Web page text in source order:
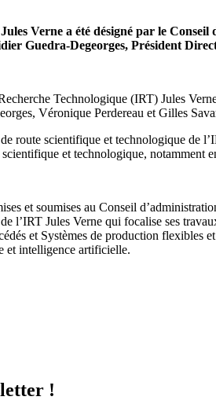
Verne a été désigné par le
Guedra-Degeorges, Président
Technologique (IRT) Jules
Véronique Perdereau et Gilles
route scientifique et technologique de
et technologique, notamment
et soumises au Conseil
l’IRT Jules Verne qui focalise ses
et Systèmes de production flexibles
et intelligence artificielle.
!